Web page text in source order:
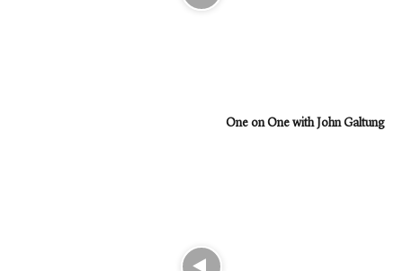
One on One with John Galtung